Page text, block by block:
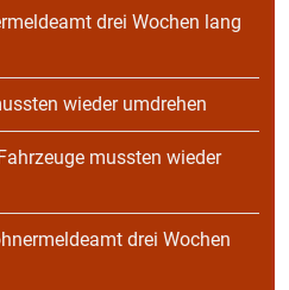
drei Wochen lang
wieder umdrehen
mussten wieder
drei Wochen